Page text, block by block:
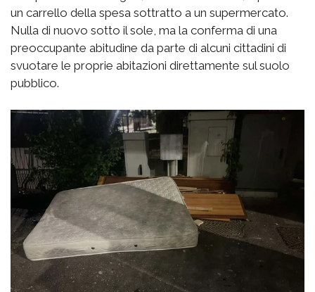
un carrello della spesa sottratto a un supermercato.
Nulla di nuovo sotto il sole, ma la conferma di una
preoccupante abitudine da parte di alcuni cittadini di
svuotare le proprie abitazioni direttamente sul suolo
pubblico.